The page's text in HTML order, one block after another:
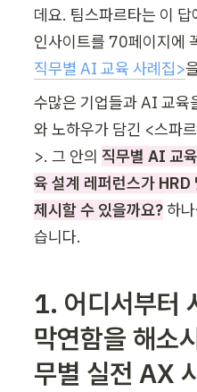
데요. 팀스파르타는 이
인사이트를 70페이지에
직무별 AI 교육 사례집>
수많은 기업들과 AI 교육
와 노하우가 담긴 <스파
>. 그 안의 직무별 AI 교
육 설계 레퍼런스가 HRD
제시할 수 있을까요? 하
습니다.
1. 어디서부터
막연함을 해소
무별 실전 AX